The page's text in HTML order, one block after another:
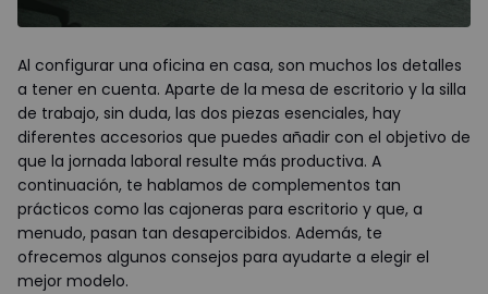
Al configurar una oficina en casa, son muchos los detalles
a tener en cuenta. Aparte de la mesa de escritorio y la silla
de trabajo, sin duda, las dos piezas esenciales, hay
diferentes accesorios que puedes añadir con el objetivo de
que la jornada laboral resulte más productiva. A
continuación, te hablamos de complementos tan
prácticos como las cajoneras para escritorio y que, a
menudo, pasan tan desapercibidos. Además, te
ofrecemos algunos consejos para ayudarte a elegir el
mejor modelo.